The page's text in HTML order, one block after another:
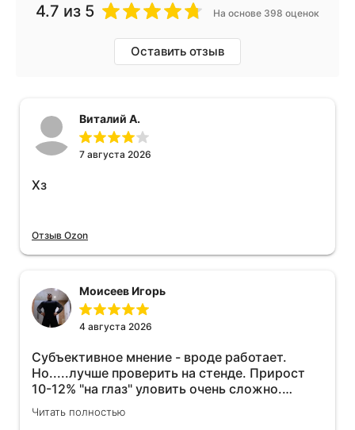
4.7 из 5 На основе 398 оценок
Оставить отзыв
Виталий А.
7 августа 2026
Хз
Отзыв Ozon
Моисеев Игорь
4 августа 2026
Субъективное мнение - вроде работает.
Но.....лучше проверить на стенде. Прирост
10-12% "на глаз" уловить очень сложно.
Покатаюсь, потом отключу и посмотрю, что
будет 😁.
Читать полностью